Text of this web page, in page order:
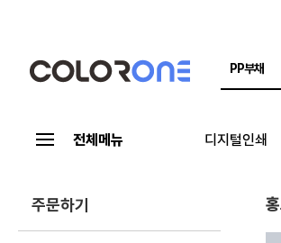
전체메뉴 디지털인쇄
주문하기